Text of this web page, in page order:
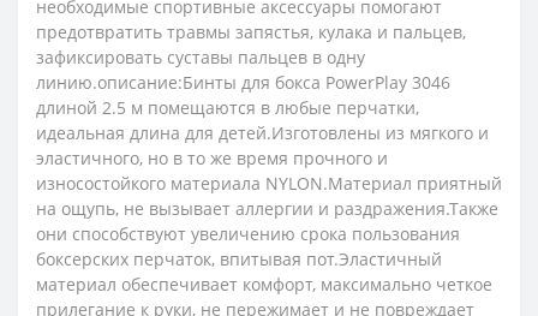
необходимые спортивные аксессуары помогают
предотвратить травмы запястья, кулака и пальцев,
зафиксировать суставы пальцев в одну
линию.описание:Бинты для бокса PowerPlay 3046
длиной 2.5 м помещаются в любые перчатки,
идеальная длина для детей.Изготовлены из мягкого и
эластичного, но в то же время прочного и
износостойкого материала NYLON.Материал приятный
на ощупь, не вызывает аллергии и раздражения.Также
они способствуют увеличению срока пользования
боксерских перчаток, впитывая пот.Эластичный
материал обеспечивает комфорт, максимально четкое
прилегание к руки, не пережимает и не повреждает